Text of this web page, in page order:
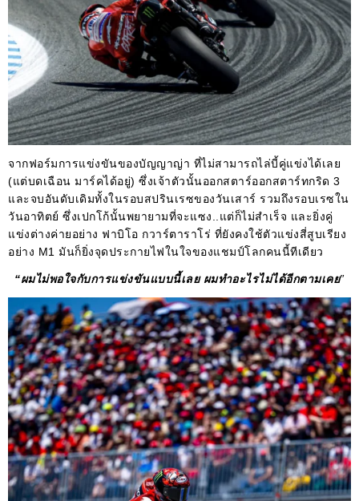
จากฟอร์มการแข่งขันของบัญญาญ่า ที่ไม่สามารถไล่บี้คู่แข่งได้เลย
(แต่บดเฉือน มาร์คได้อยู่) ซึ่งเจ้าตัวนั้นออกสตาร์ออกสตาร์ทกริด 3
และจบอันดับเดิมทั้งในรอบสปรินเรซของวันเสาร์ รวมถึงรอบเรซใน
วันอาทิตย์ ซึ่งเปกโก้นั้นพยายามที่จะแซง..แต่ก็ไม่สำเร็จ และยิ่งคู่
แข่งต่างค่ายอย่าง ฟาบิโอ กวาร์ตาราโร่ ที่ยังคงใช้ตัวแข่งสี่สูบเรียง
อย่าง M1 มันก็ยิ่งจุดประกายไฟในใจของแชมป์โลกคนนี้ทีเดียว
“ผมไม่พอใจกับการแข่งขันแบบนี้เลย ผมทำอะไรไม่ได้อีกตามเคย”